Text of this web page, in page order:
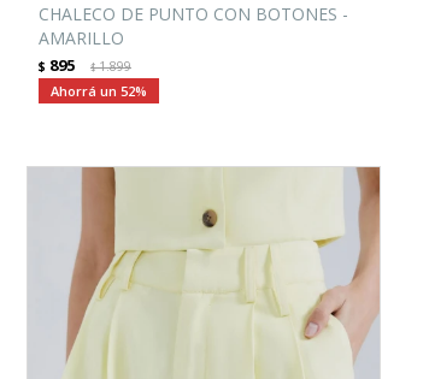
CHALECO DE PUNTO CON BOTONES -
AMARILLO
$ 895 $1.899
52